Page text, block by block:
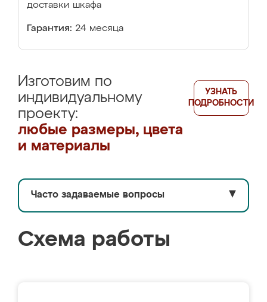
доставки шкафа
Гарантия: 24 месяца
Изготовим по
индивидуальному
проекту:
любые размеры, цвета
и материалы
УЗНАТЬ
ПОДРОБНОСТИ
Часто задаваемые вопросы ▼
Схема работы